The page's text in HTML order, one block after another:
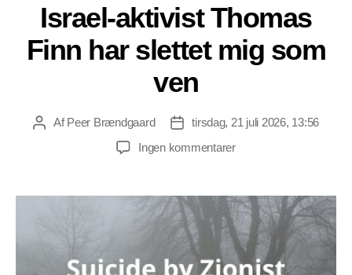
Israel-aktivist Thomas
Finn har slettet mig som
ven
Indlægsforfatter
AfPeer Brændgaard Indlægsdato
tirsdag, 21 juli 2026, 13:56
Ingen kommentarertil
Thomas
Finn
har
slettet
mig